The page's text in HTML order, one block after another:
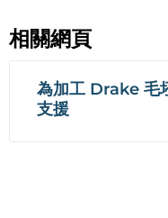
相關網頁
為加工 Drake 毛
支援